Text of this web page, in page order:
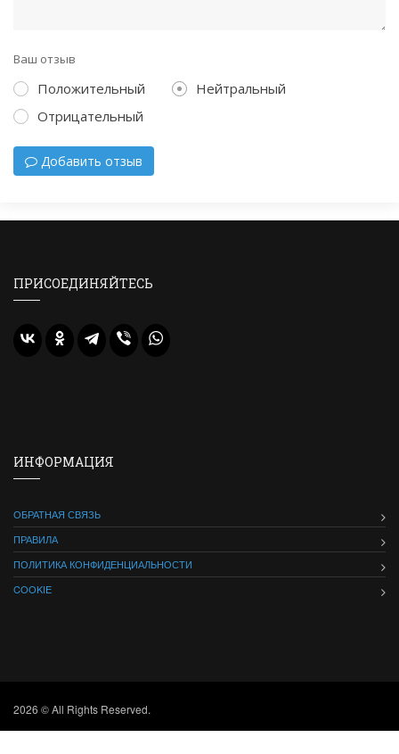
Ваш отзыв
Положительный
Нейтральный
Отрицательный
Добавить отзыв
ПРИСОЕДИНЯЙТЕСЬ
ИНФОРМАЦИЯ
ОБРАТНАЯ СВЯЗЬ
ПРАВИЛА
ПОЛИТИКА КОНФИДЕНЦИАЛЬНОСТИ
COOKIE
2026 © All Rights Reserved.